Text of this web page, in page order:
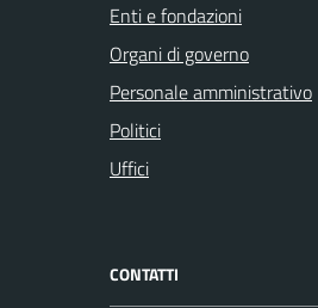
Enti e fondazioni
Organi di governo
Personale amministrativo
Politici
Uffici
CONTATTI